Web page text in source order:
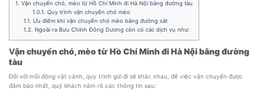
1. Vận chuyển chó, mèo từ Hồ Chí Minh đi Hà Nội bằng đường tàu
1.0.1. Quy trình vận chuyển chó mèo
1.1. Ưu điểm khi vận chuyển chó mèo bằng đường sắt
1.2.
Ngoài ra Bưu Chính Đông Dương còn có các dịch vụ như:
Vận chuyển chó, mèo từ Hồ Chí Minh đi Hà Nội bằng đường
tàu
Đối với mỗi động vật cảnh, quy trình gửi đi sẽ khác nhau, để việc vận chuyển được
đảm bảo nhất, quý khách nắm rõ các thông tin sau: